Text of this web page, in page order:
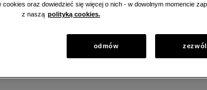
oraz dowiedzieć się więcej o nich - w dowolnym momencie
z naszą polityką cookies.
odmów zezwól